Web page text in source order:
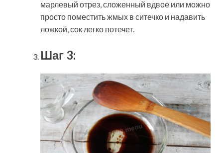
марлевый отрез, сложенный вдвое или можно
просто поместить жмых в ситечко и надавить
ложкой, сок легко потечет.
Шаг 3: